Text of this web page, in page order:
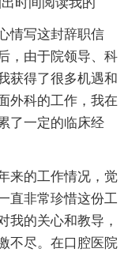
情写这封辞职信
，由于院领导、科
获得了很多机遇和
外科的工作，我在
了一定的临床经
来的工作情况，觉
直非常珍惜这份工
我的关心和教导，
不尽。在口腔医院